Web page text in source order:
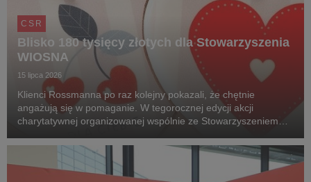
CSR
Blisko 180 tysięcy złotych dla Stowarzyszenia
WIOSNA
15 lipca 2026
Klienci Rossmanna po raz kolejny pokazali, że chętnie
angażują się w pomaganie. W tegorocznej edycji akcji
charytatywnej organizowanej wspólnie ze Stowarzyszeniem